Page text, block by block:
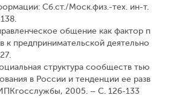
Сб.ст./Моск.физ.-тех. ин-т.
общение как фактор п
к предпринимательской деятельно
структура сообществ тью
в России и тенденции ее разв
2005. – С. 126-133